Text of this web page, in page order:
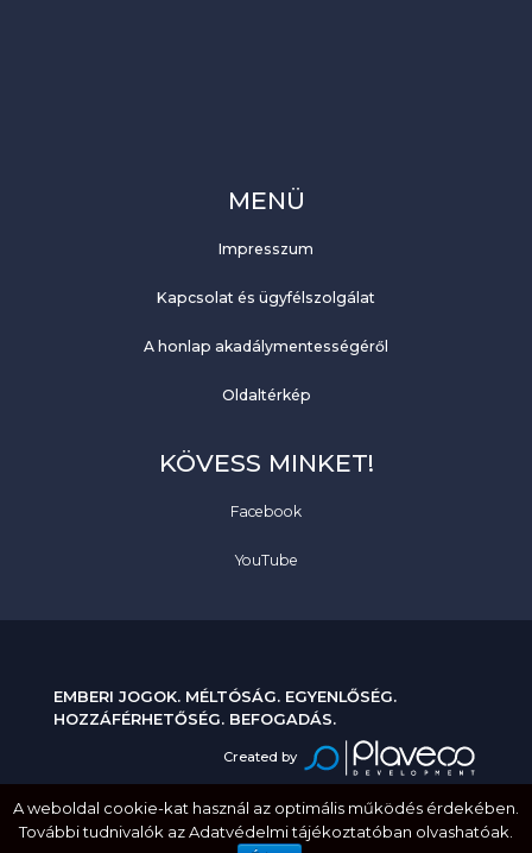
MENÜ
Impresszum
Kapcsolat és ügyfélszolgálat
A honlap akadálymentességéről
Oldaltérkép
KÖVESS MINKET!
Facebook
YouTube
EMBERI JOGOK. MÉLTÓSÁG. EGYENLŐSÉG.
HOZZÁFÉRHETŐSÉG. BEFOGADÁS.
Created by
A weboldal cookie-kat használ az optimális működés érdekében.
További tudnivalók az Adatvédelmi tájékoztatóban olvashatóak.